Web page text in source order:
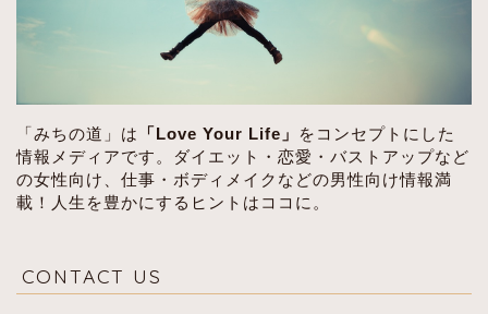
「みちの道」は 「Love Your Life」
をコンセプトにした
情報メディアです。ダイエット・恋愛・バストアップなど
の女性向け、仕事・ボディメイクなどの男性向け情報満
載！人生を豊かにするヒントはココに。
CONTACT US